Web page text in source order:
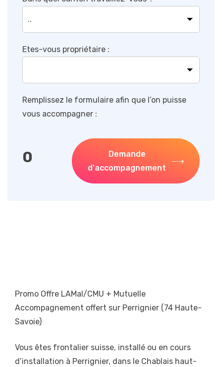
Etes-vous propriétaire :
Remplissez le formulaire afin que l’on puisse
vous accompagner :
0
Demande
d'accompagnement
Promo Offre LAMal/CMU + Mutuelle
Accompagnement offert sur Perrignier (74 Haute-
Savoie)
Vous êtes frontalier suisse, installé ou en cours
d’installation à Perrignier, dans le Chablais haut-